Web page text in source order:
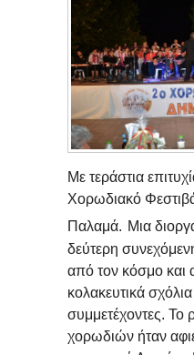
Με τεράστια
Χορωδιακό
Παλαμά. Μια
δεύτερη
από τον κόσμο
κολακευτικά
συμμετέχοντες. Το
χορωδιών ήταν